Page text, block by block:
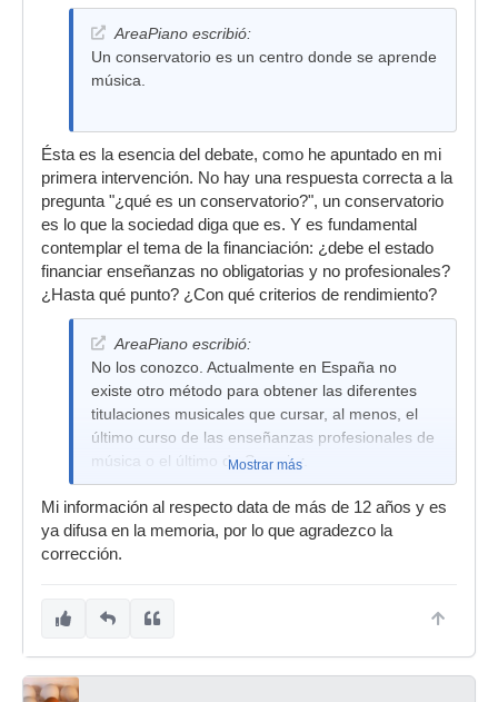
AreaPiano escribió:
Un conservatorio es un centro donde se aprende
música.
Ésta es la esencia del debate, como he apuntado en mi
primera intervención. No hay una respuesta correcta a la
pregunta "¿qué es un conservatorio?", un conservatorio
es lo que la sociedad diga que es. Y es fundamental
contemplar el tema de la financiación: ¿debe el estado
financiar enseñanzas no obligatorias y no profesionales?
¿Hasta qué punto? ¿Con qué criterios de rendimiento?
AreaPiano escribió:
No los conozco. Actualmente en España no
existe otro método para obtener las diferentes
titulaciones musicales que cursar, al menos, el
último curso de las enseñanzas profesionales de
música o el último de Superior.
Mostrar más
Mi información al respecto data de más de 12 años y es
ya difusa en la memoria, por lo que agradezco la
corrección.